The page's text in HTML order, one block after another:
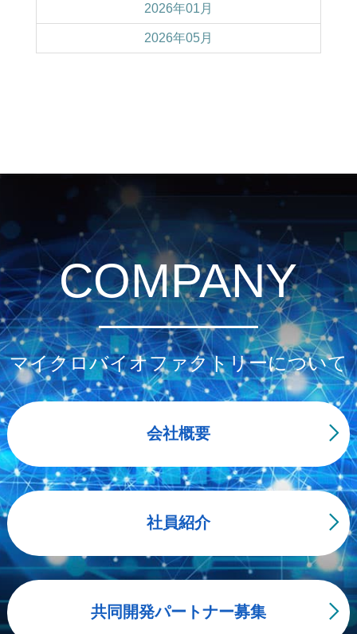
2026年01月
2026年05月
COMPANY
マイクロバイオファクトリーについて
会社概要
社員紹介
共同開発パートナー募集